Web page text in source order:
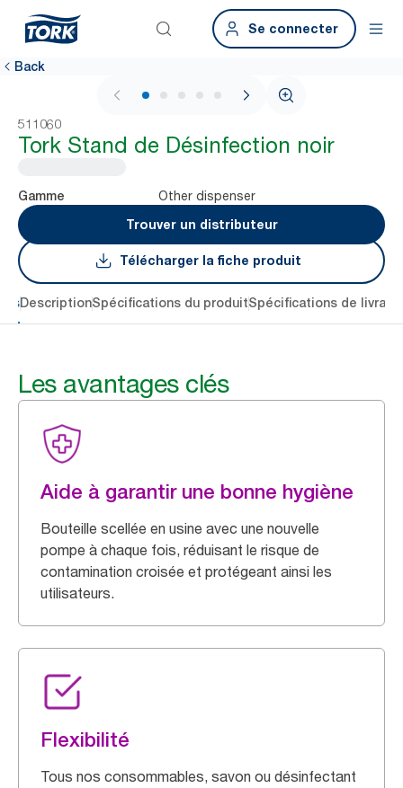
Se connecter
Back
1 / 6
511060
Tork Stand de Désinfection noir
Gamme
Other dispenser
Trouver un distributeur
Télécharger la fiche produit
DescriptionSpécifications du produitSpécifications de
Les avantages clés
Aide à garantir une bonne hygiène
Bouteille scellée en usine avec une nouvelle
pompe à chaque fois, réduisant le risque de
contamination croisée et protégeant ainsi les
utilisateurs.
Flexibilité
Tous nos consommables, savon ou désinfectant